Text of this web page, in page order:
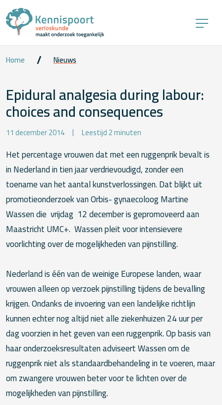
Home Nieuws
Epidural analgesia during labour:
choices and consequences
11 december 2014 Leestijd 2 minuten
Het percentage vrouwen dat met een ruggenprik bevalt is
in Nederland in tien jaar verdrievoudigd, zonder een
toename van het aantal kunstverlossingen. Dat blijkt uit
promotieonderzoek van Orbis- gynaecoloog Martine
Wassen die vrijdag 12 december is gepromoveerd aan
Maastricht UMC+. Wassen pleit voor intensievere
voorlichting over de mogelijkheden van pijnstilling.
Nederland is één van de weinige Europese landen, waar
vrouwen alleen op verzoek pijnstilling tijdens de bevalling
krijgen. Ondanks de invoering van een landelijke richtlijn
kunnen echter nog altijd niet alle ziekenhuizen 24 uur per
dag voorzien in het geven van een ruggenprik. Op basis van
haar onderzoeksresultaten adviseert Wassen om de
ruggenprik niet als standaardbehandeling in te voeren, maar
om zwangere vrouwen beter voor te lichten over de
mogelijkheden van pijnstilling.